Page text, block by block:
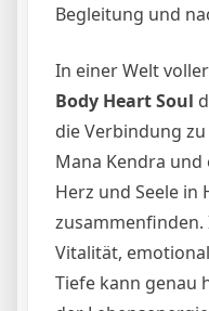
Begleitung und
In einer Welt
Body Heart Soul
die Verbindung
Mana Kendra und
Herz und Seele in
zusammenfinden.
Vitalität,
Tiefe kann genau